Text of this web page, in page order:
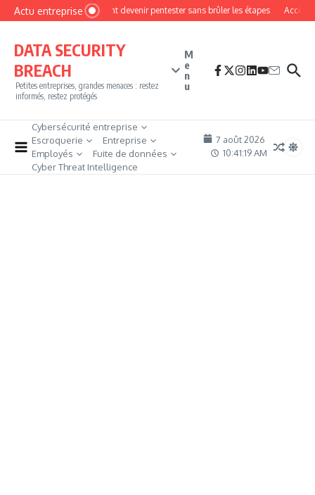
Aller au contenu
Actu entrepriseComment devenir pentester sans brûler les étapes Accès
DATA SECURITY
BREACH
Petites entreprises, grandes menaces : restez
informés, restez protégés
M
e
n
u
Cybersécurité entreprise
Escroquerie
Entreprise
Employés
Fuite de données
Cyber Threat Intelligence
7 août 2026
10:41:20 AM